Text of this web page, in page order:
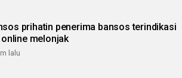
prihatin penerima bansos terindikasi
melonjak
lalu